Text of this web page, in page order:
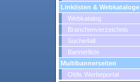
Linklisten & Webkataloge
Webkatalog
Branchenverzeichnis
Suche4all
Bannerliste
Multibannerseiten
Oldis Werbeportal